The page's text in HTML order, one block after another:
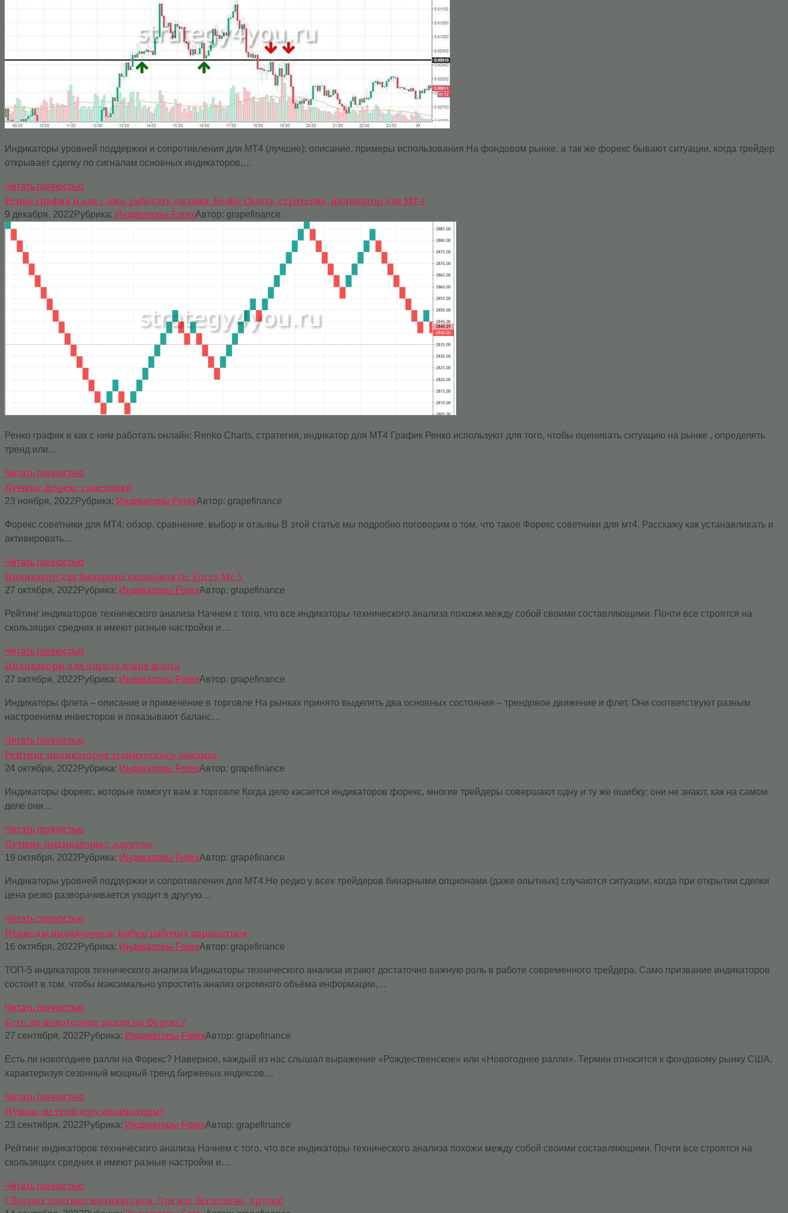
Индикаторы уровней поддержки и сопротивления для МТ4 (лучшие): описание, примеры использования На фондовом рынке, а так же форекс бывают ситуации, когда трейдер
открывает сделку по сигналам основных индикаторов,…
Читать полностью
Ренко график и как с ним работать онлайн: Renko Charts, стратегия, индикатор для МТ4
9 декабря, 2022 Рубрика: Индикаторы ForexАвтор: grapefinance
Ренко график и как с ним работать онлайн: Renko Charts, стратегия, индикатор для МТ4 График Ренко используют для того, чтобы оценивать ситуацию на рынке , определять
тренд или…
Читать полностью
Лучшие форекс советники
23 ноября, 2022 Рубрика: Индикаторы ForexАвтор: grapefinance
Форекс советники для МТ4: обзор, сравнение, выбор и отзывы В этой статье мы подробно поговорим о том, что такое Форекс советники для мт4. Расскажу как устанавливать и
активировать…
Читать полностью
Индикатор для бинарных опционов De Forex Mr Y
27 октября, 2022 Рубрика: Индикаторы ForexАвтор: grapefinance
Рейтинг индикаторов технического анализа Начнем с того, что все индикаторы технического анализа похожи между собой своими составляющими. Почти все строятся на
скользящих средних и имеют разные настройки и…
Читать полностью
Индикаторы для определения флэта
27 октября, 2022 Рубрика: Индикаторы ForexАвтор: grapefinance
Индикаторы флета – описание и применение в торговле На рынках принято выделять два основных состояния – трендовое движение и флет. Они соответствуют разным
настроениям инвесторов и показывают баланс…
Читать полностью
Рейтинг индикаторов технического анализа
24 октября, 2022 Рубрика: Индикаторы ForexАвтор: grapefinance
Индикаторы форекс, которые помогут вам в торговле Когда дело касается индикаторов форекс, многие трейдеры совершают одну и ту же ошибку: они не знают, как на самом
деле они…
Читать полностью
Лучшие индикаторы с алертом
19 октября, 2022 Рубрика: Индикаторы ForexАвтор: grapefinance
Индикаторы уровней поддержки и сопротивления для MT4 Не редко у всех трейдеров бинарными опционами (даже опытных) случаются ситуации, когда при открытии сделки
цена резко разворачивается уходит в другую…
Читать полностью
Периоды индикаторов: выбор рабочих параметров
16 октября, 2022 Рубрика: Индикаторы ForexАвтор: grapefinance
ТОП-5 индикаторов технического анализа Индикаторы технического анализа играют достаточно важную роль в работе современного трейдера. Само призвание индикаторов
состоит в том, чтобы максимально упростить анализ огромного объёма информации,…
Читать полностью
Есть ли новогоднее ралли на Форекс?
27 сентября, 2022 Рубрика: Индикаторы ForexАвтор: grapefinance
Есть ли новогоднее ралли на Форекс? Наверное, каждый из нас слышал выражение «Рождественское» или «Новогоднее ралли». Термин относится к фондовому рынку США,
характеризуя сезонный мощный тренд биржевых индексов…
Читать полностью
Нужны ли трейдеру индикаторы?
23 сентября, 2022 Рубрика: Индикаторы ForexАвтор: grapefinance
Рейтинг индикаторов технического анализа Начнем с того, что все индикаторы технического анализа похожи между собой своими составляющими. Почти все строятся на
скользящих средних и имеют разные настройки и…
Читать полностью
Сборник платных индикаторов. Для вас бесплатно, друзья!